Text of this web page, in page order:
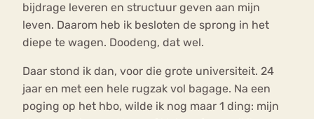
bijdrage leveren en structuur geven aan mijn
leven. Daarom heb ik besloten de sprong in het
diepe te wagen. Doodeng, dat wel.
Daar stond ik dan, voor die grote universiteit. 24
jaar en met een hele rugzak vol bagage. Na een
poging op het hbo, wilde ik nog maar 1 ding: mijn